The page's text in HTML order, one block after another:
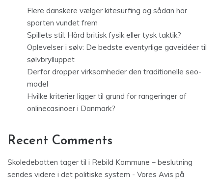
Flere danskere vælger kitesurfing og sådan har
sporten vundet frem
Spillets stil: Hård britisk fysik eller tysk taktik?
Oplevelser i sølv: De bedste eventyrlige gaveidéer til
sølvbrylluppet
Derfor dropper virksomheder den traditionelle seo-
model
Hvilke kriterier ligger til grund for rangeringer af
onlinecasinoer i Danmark?
Recent Comments
Skoledebatten tager til i Rebild Kommune – beslutning
sendes videre i det politiske system - Vores Avis på